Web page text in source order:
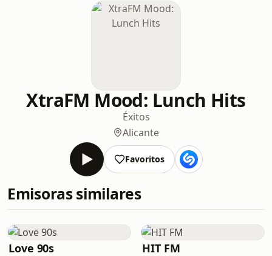
XtraFM Mood: Lunch Hits
Éxitos
Alicante
Favoritos
Emisoras similares
Love 90s HIT FM